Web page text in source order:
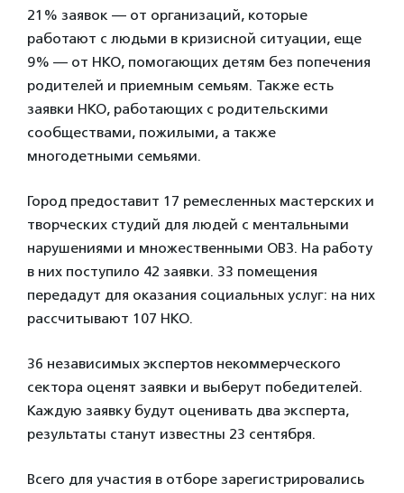
21% заявок — от организаций, которые
работают с людьми в кризисной ситуации, еще
9% — от НКО, помогающих детям без попечения
родителей и приемным семьям. Также есть
заявки НКО, работающих с родительскими
сообществами, пожилыми, а также
многодетными семьями.
Город предоставит 17 ремесленных мастерских и
творческих студий для людей с ментальными
нарушениями и множественными ОВЗ. На работу
в них поступило 42 заявки. 33 помещения
передадут для оказания социальных услуг: на них
рассчитывают 107 НКО.
36 независимых экспертов некоммерческого
сектора оценят заявки и выберут победителей.
Каждую заявку будут оценивать два эксперта,
результаты станут известны 23 сентября.
Всего для участия в отборе зарегистрировались